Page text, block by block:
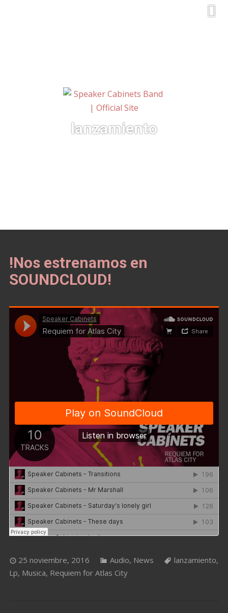
lanzamiento
!Nos estrenamos en
SOUNDCLOUD!
25 noviembre, 2016 Audio, News lanzamiento,
Lp, Musica, Requiem for Atlas City